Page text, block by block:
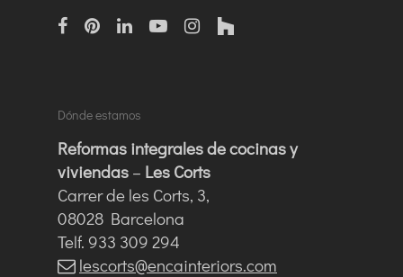
facebook
pinterestlinkedinYoutubeinstagram
houzz
Dónde estamos
Reformas integrales de cocinas y
viviendas – Les Corts
Carrer de les Corts, 3,
08028 Barcelona
Telf. 933 309 294
lescorts@encainteriors.com